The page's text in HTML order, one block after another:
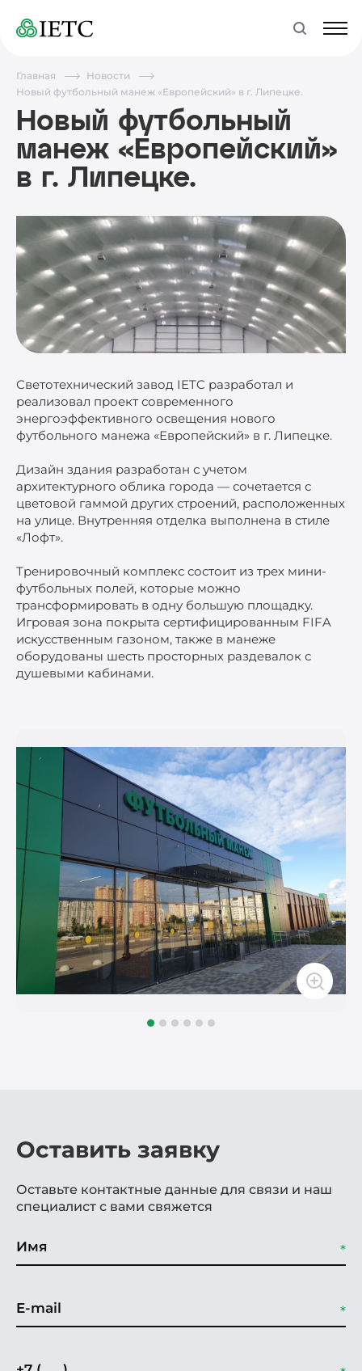
Главная
Новости
Новый футбольный манеж «Европейский» в г. Липецке.
Новый футбольный
манеж «Европейский»
в г. Липецке.
Светотехнический завод IETC разработал и
реализовал проект современного
энергоэффективного освещения нового
футбольного манежа «Европейский» в г. Липецке.
Дизайн здания разработан с учетом
архитектурного облика города — сочетается с
цветовой гаммой других строений, расположенных
на улице. Внутренняя отделка выполнена в стиле
«Лофт».
Тренировочный комплекс состоит из трех мини-
футбольных полей, которые можно
трансформировать в одну большую площадку.
Игровая зона покрыта сертифицированным FIFA
искусственным газоном, также в манеже
оборудованы шесть просторных раздевалок с
душевыми кабинами.
Оставить заявку
Оставьте контактные данные для связи и наш
специалист с вами свяжется